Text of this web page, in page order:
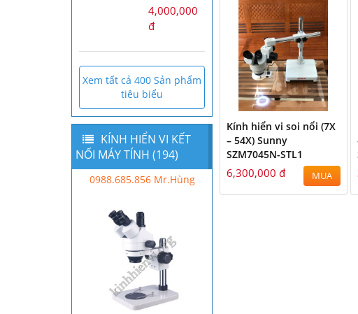
Kính hiển vi soi nổi (7X
– 54X) Sunny
SZM7045N-STL1
6,300,000 đ MUA
4,000,000
đ
Xem tất cả 400 Sản phẩm
tiêu biểu
KÍNH HIỂN VI KẾT
NỐI MÁY TÍNH (194)
0988.685.856 Mr.Hùng Mr Hùng - 0988.685.856